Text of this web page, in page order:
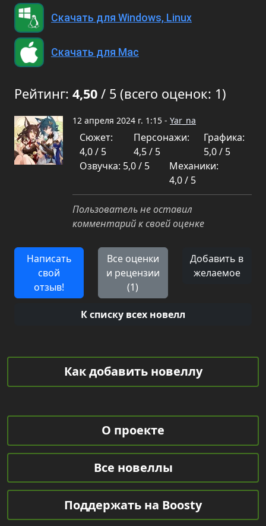
Скачать для Windows, Linux
Скачать для Mac
Рейтинг: 4,50 / 5 (всего оценок: 1)
12 апреля 2024 г. 1:15 - Yar_na
Сюжет:
4,0 / 5
Персонажи:
4,5 / 5
Графика:
5,0 / 5
Озвучка: 5,0 / 5
Механики:
4,0 / 5
Пользователь не оставил
комментарий к своей оценке
Написать
свой
отзыв!
Все оценки
и рецензии
(1)
Добавить в
желаемое
К списку всех новелл
Как добавить новеллу
О проекте
Все новеллы
Поддержать на Boosty